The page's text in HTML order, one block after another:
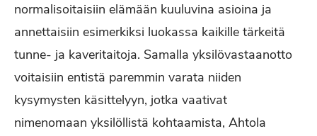
normalisoitaisiin elämään kuuluvina asioina ja
annettaisiin esimerkiksi luokassa kaikille tärkeitä
tunne- ja kaveritaitoja. Samalla yksilövastaanotto
voitaisiin entistä paremmin varata niiden
kysymysten käsittelyyn, jotka vaativat
nimenomaan yksilöllistä kohtaamista, Ahtola